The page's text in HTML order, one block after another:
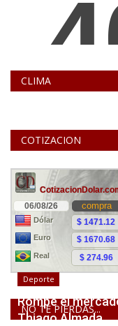
CLIMA
COTIZACION
NO TE PIERDAS...
Deporte
Rompe el
Thiago Almada